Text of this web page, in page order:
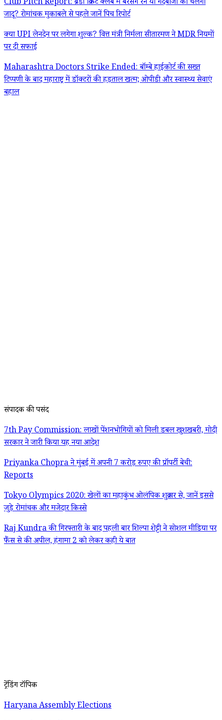
Club Pitch Report: ब्रेडी क्रिकेट क्लब में बरसेंगे रन या गेंदबाजों का चलेगा
जादू? रोमांचक मुकाबले से पहले जानें पिच रिपोर्ट
क्या UPI लेनदेन पर लगेगा शुल्क? वित्त मंत्री निर्मला सीतारमण ने MDR नियमों
पर दी सफाई
Maharashtra Doctors Strike Ended: बॉम्बे हाईकोर्ट की सख्त
टिप्पणी के बाद महाराष्ट्र में डॉक्टरों की हड़ताल खत्म; ओपीडी और स्वास्थ्य सेवाएं
बहाल
संपादक की पसंद
7th Pay Commission: लाखों पेंशनभोगियों को मिली डबल खुशखबरी, मोदी
सरकार ने जारी किया यह नया आदेश
Priyanka Chopra ने मुंबई में अपनी 7 करोड़ रुपए की प्रॉपर्टी बेची:
Reports
Tokyo Olympics 2020: खेलों का महाकुंभ ओलंपिक शुक्रवार से, जानें इससे
जुड़े रोमांचक और मजेदार किस्से
Raj Kundra की गिरफ्तारी के बाद पहली बार शिल्पा शेट्टी ने सोशल मीडिया पर
फैंस से की अपील, हंगामा 2 को लेकर कही ये बात
ट्रेंडिंग टॉपिक
Haryana Assembly Elections